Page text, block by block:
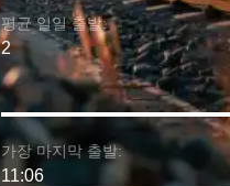
평균 일일 출발:
2
가장 마지막 출발:
11:06